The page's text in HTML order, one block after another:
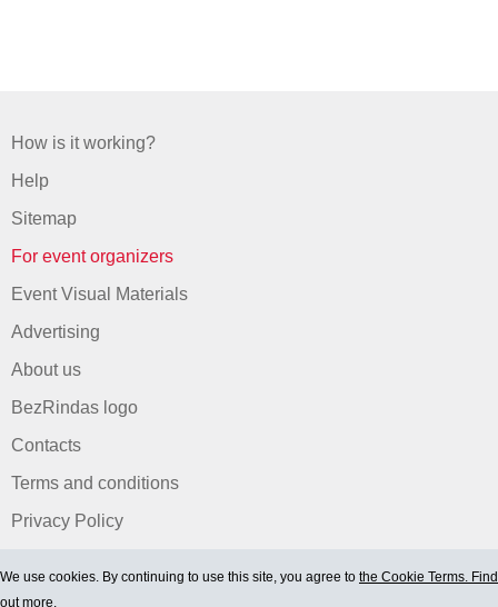
How is it working?
Help
Sitemap
For event organizers
Event Visual Materials
Advertising
About us
BezRindas logo
Contacts
Terms and conditions
Privacy Policy
We use cookies. By continuing to use this site, you agree to the Cookie Terms. Find
out more.